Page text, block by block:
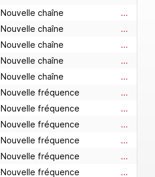
Nouvelle chaîne
...
Nouvelle chaîne
...
Nouvelle chaîne
...
Nouvelle chaîne
...
Nouvelle chaîne
...
Nouvelle fréquence
...
Nouvelle fréquence
...
Nouvelle fréquence
...
Nouvelle fréquence
...
Nouvelle fréquence
...
Nouvelle fréquence ...